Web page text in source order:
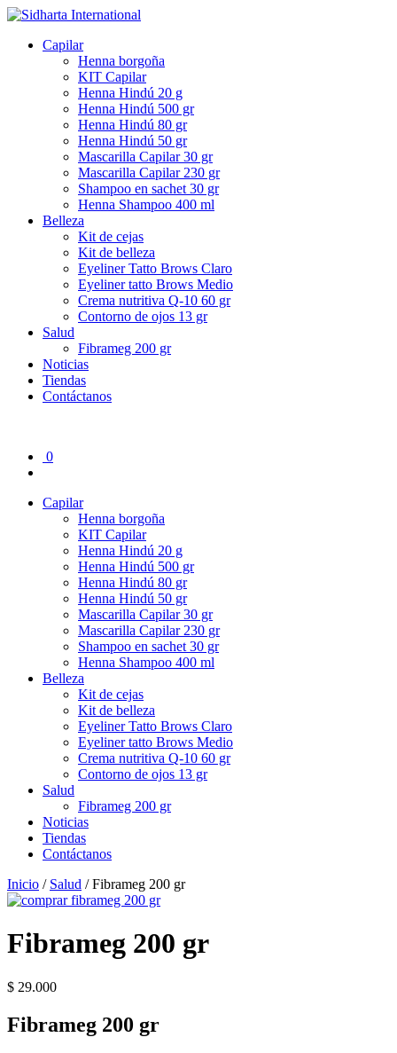
Capilar
Henna borgoña
KIT Capilar
Henna Hindú 20 g
Henna Hindú 500 gr
Henna Hindú 80 gr
Henna Hindú 50 gr
Mascarilla Capilar 30 gr
Mascarilla Capilar 230 gr
Shampoo en sachet 30 gr
Henna Shampoo 400 ml
Belleza
Kit de cejas
Kit de belleza
Eyeliner Tatto Brows Claro
Eyeliner tatto Brows Medio
Crema nutritiva Q-10 60 gr
Contorno de ojos 13 gr
Salud
Fibrameg 200 gr
Noticias
Tiendas
Contáctanos
0
Capilar
Henna borgoña
KIT Capilar
Henna Hindú 20 g
Henna Hindú 500 gr
Henna Hindú 80 gr
Henna Hindú 50 gr
Mascarilla Capilar 30 gr
Mascarilla Capilar 230 gr
Shampoo en sachet 30 gr
Henna Shampoo 400 ml
Belleza
Kit de cejas
Kit de belleza
Eyeliner Tatto Brows Claro
Eyeliner tatto Brows Medio
Crema nutritiva Q-10 60 gr
Contorno de ojos 13 gr
Salud
Fibrameg 200 gr
Noticias
Tiendas
Contáctanos
Inicio / Salud / Fibrameg 200 gr
Fibrameg 200 gr
$ 29.000
Fibrameg 200 gr